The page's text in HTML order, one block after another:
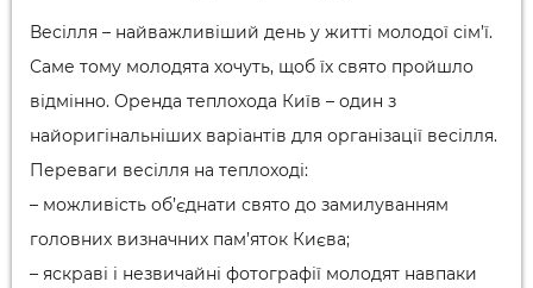
Весілля – найважливіший день у житті молодої сім’ї.
Саме тому молодята хочуть, щоб їх свято пройшло
відмінно. Оренда теплохода Київ – один з
найоригінальніших варіантів для організації весілля.
Переваги весілля на теплоході:
– можливість об’єднати свято до замилуванням
головних визначних пам’яток Києва;
– яскраві і незвичайні фотографії молодят навпаки